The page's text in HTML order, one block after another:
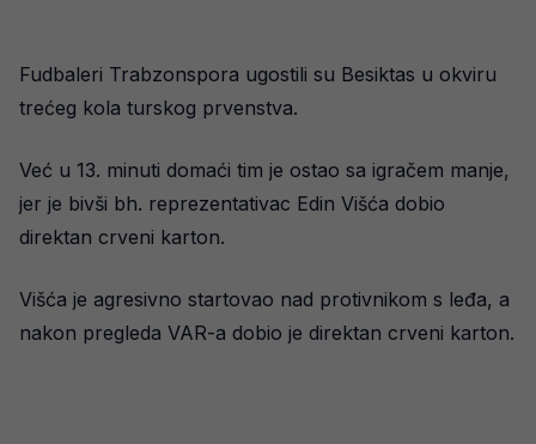
Fudbaleri Trabzonspora ugostili su Besiktas u okviru
trećeg kola turskog prvenstva.
Već u 13. minuti domaći tim je ostao sa igračem manje,
jer je bivši bh. reprezentativac Edin Višća dobio
direktan crveni karton.
Višća je agresivno startovao nad protivnikom s leđa, a
nakon pregleda VAR-a dobio je direktan crveni karton.